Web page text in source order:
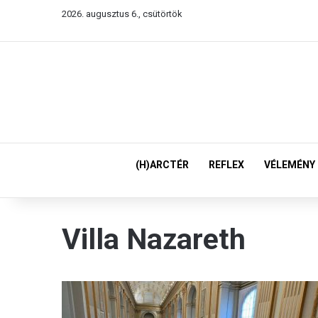
2026. augusztus 6., csütörtök
(H)ARCTÉR REFLEX VÉLEMÉNY
Villa Nazareth